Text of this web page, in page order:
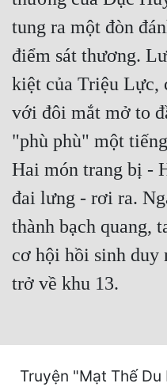
Làm Giàu
Lịch Sử
Mưu Mô
Mạt Thế
Mỹ Thực
Nữ Cường
Nữ Phụ
Phương Tây
Phản Phái
tung ra một đòn
điểm sát thương.
kiệt của Triệu Lực,
với đôi mắt mở to
"phù phù" một
Hai món trang bị -
đai lưng - rơi ra.
thành bạch quang,
cơ hội hồi sinh duy
trở về khu 13.
Truyện "Mạt Thế